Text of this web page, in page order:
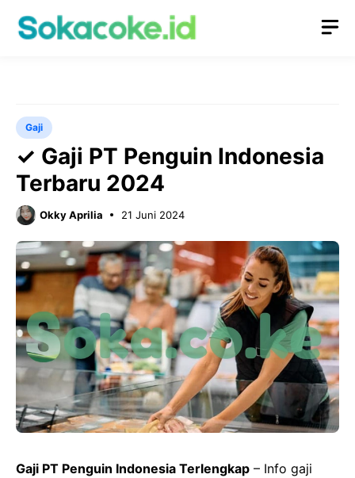
Gaji
✓ Gaji PT Penguin Indonesia
Terbaru 2024
Okky Aprilia 21 Juni 2024
Gaji PT Penguin Indonesia Terlengkap – Info gaji